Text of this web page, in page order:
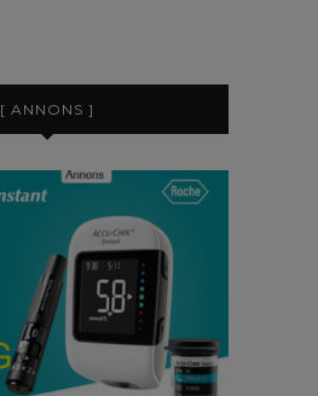
[ ANNONS ]